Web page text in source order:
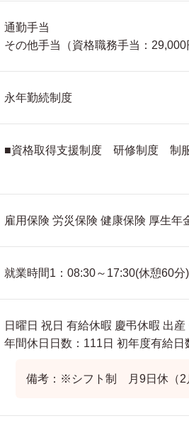
通勤手当
その他手当（資格職務手当：29,000
永年勤続制度
■資格取得支援制度 研修制度 制
雇用保険 労災保険 健康保険 厚生年
就業時間1：08:30～17:30(休憩60分)
日曜日 祝日 有給休暇 慶弔休暇 出
年間休日日数：111日 初年度有給日
備考：※シフト制 月9日休（2